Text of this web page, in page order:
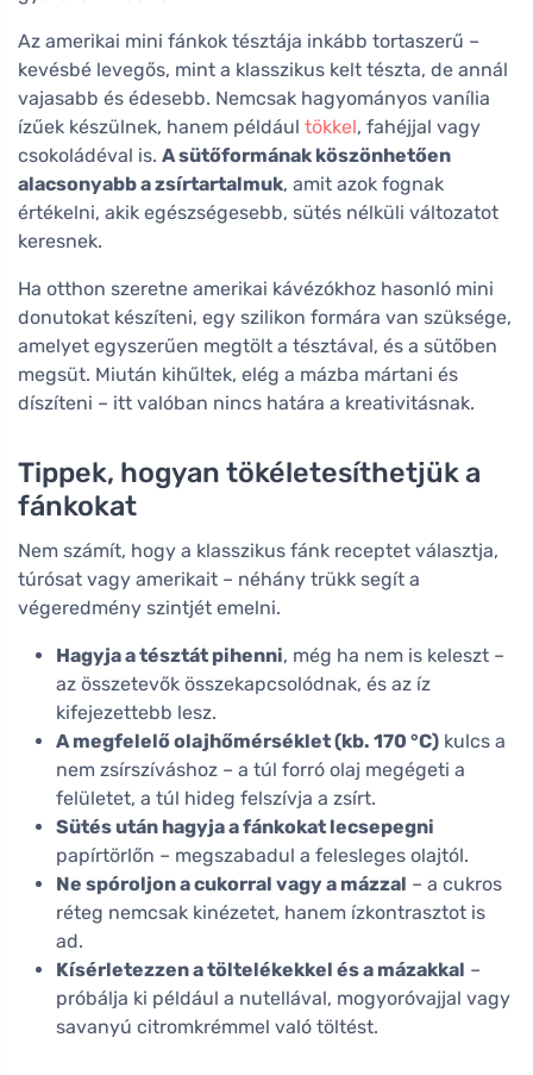
Az amerikai mini fánkok tésztája inkább tortaszerű –
kevésbé levegős, mint a klasszikus kelt tészta, de annál
vajasabb és édesebb. Nemcsak hagyományos vanília
ízűek készülnek, hanem például tökkel, fahéjjal vagy
csokoládéval is. A sütőformának köszönhetően
alacsonyabb a zsírtartalmuk, amit azok fognak
értékelni, akik egészségesebb, sütés nélküli változatot
keresnek.
Ha otthon szeretne amerikai kávézókhoz hasonló mini
donutokat készíteni, egy szilikon formára van szüksége,
amelyet egyszerűen megtölt a tésztával, és a sütőben
megsüt. Miután kihűltek, elég a mázba mártani és
díszíteni – itt valóban nincs határa a kreativitásnak.
Tippek, hogyan tökéletesíthetjük a
fánkokat
Nem számít, hogy a klasszikus fánk receptet választja,
túrósat vagy amerikait – néhány trükk segít a
végeredmény szintjét emelni.
Hagyja a tésztát pihenni, még ha nem is keleszt –
az összetevők összekapcsolódnak, és az íz
kifejezettebb lesz.
A megfelelő olajhőmérséklet (kb. 170 °C) kulcs a
nem zsírszíváshoz – a túl forró olaj megégeti a
felületet, a túl hideg felszívja a zsírt.
Sütés után hagyja a fánkokat lecsepegni
papírtörlőn – megszabadul a felesleges olajtól.
Ne spóroljon a cukorral vagy a mázzal – a cukros
réteg nemcsak kinézetet, hanem ízkontrasztot is
ad.
Kísérletezzen a töltelékekkel és a mázakkal –
próbálja ki például a nutellával, mogyoróvajjal vagy
savanyú citromkrémmel való töltést.